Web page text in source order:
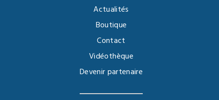
Actualités
Boutique
Contact
Vidéothèque
Devenir partenaire